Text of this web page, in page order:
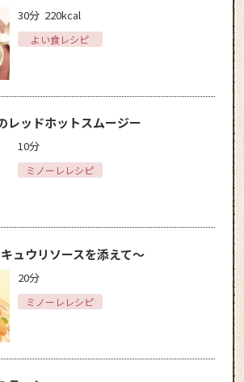
30分 220kcal
よい食レシピ
レッドホットスムージー
10分
ミノーレレシピ
ュウリソースを添えて～
20分
ミノーレレシピ